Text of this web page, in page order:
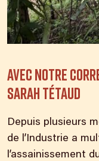
Avec notre
Sarah Tétaud
Depuis plusieurs
de l’Industrie a
l’assainissement